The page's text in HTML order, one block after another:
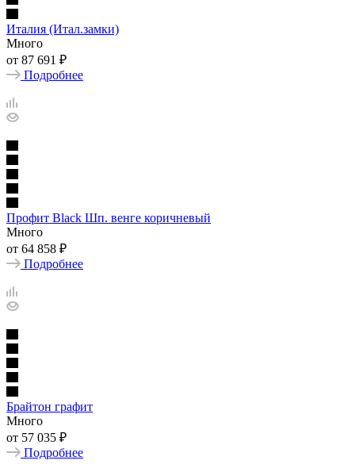
Италия (Итал.замки)
Много
от 87 691 ₽
Подробнее
Профит Black Шп. венге коричневый
Много
от 64 858 ₽
Подробнее
Брайтон графит
Много
от 57 035 ₽
Подробнее